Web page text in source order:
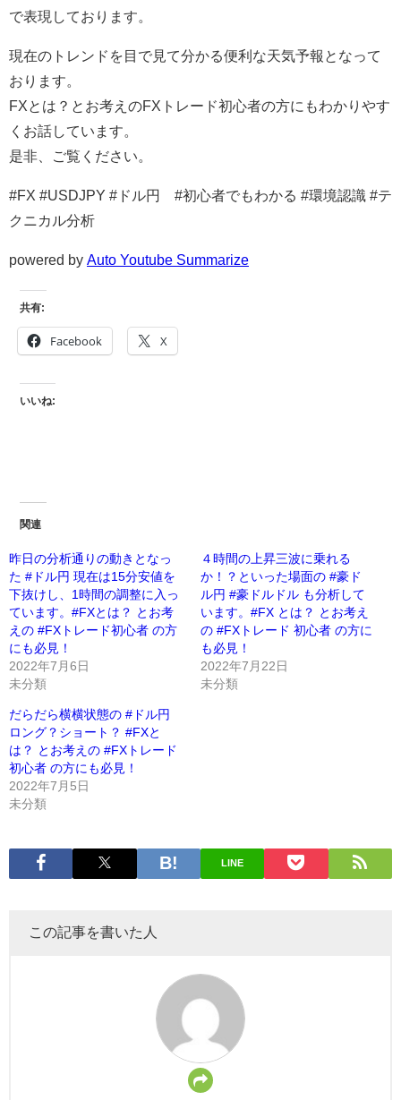
で表現しております。
現在のトレンドを目で見て分かる便利な天気予報となって
おります。
FXとは？とお考えのFXトレード初心者の方にもわかりやす
くお話しています。
是非、ご覧ください。
#FX #USDJPY #ドル円 #初心者でもわかる #環境認識 #テ
クニカル分析
powered by Auto Youtube Summarize
共有:
Facebook X
いいね:
関連
昨日の分析通りの動きとなっ
た #ドル円 現在は15分安値を
下抜けし、1時間の調整に入っ
ています。#FXとは？ とお考
えの #FXトレード初心者 の方
にも必見！
2022年7月6日
未分類
４時間の上昇三波に乗れる
か！？といった場面の #豪ド
ル円 #豪ドルドル も分析して
います。#FX とは？ とお考え
の #FXトレード 初心者 の方に
も必見！
2022年7月22日
未分類
だらだら横横状態の #ドル円
ロング？ショート？ #FXと
は？ とお考えの #FXトレード
初心者 の方にも必見！
2022年7月5日
未分類
LINE
この記事を書いた人